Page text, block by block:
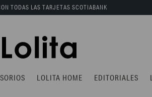
LOLITA HOME EDITORIALES
TODAS LAS TARJETAS SCOTIABANK